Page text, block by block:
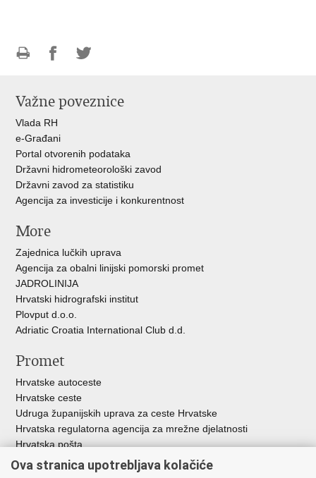
Facebooku
Twitteru
Važne poveznice
Vlada RH
e-Građani
Portal otvorenih podataka
Državni hidrometeorološki zavod
Državni zavod za statistiku
Agencija za investicije i konkurentnost
More
Zajednica lučkih uprava
Agencija za obalni linijski pomorski promet
JADROLINIJA
Hrvatski hidrografski institut
Plovput d.o.o.
Adriatic Croatia International Club d.d.
Promet
Hrvatske autoceste
Hrvatske ceste
Udruga županijskih uprava za ceste Hrvatske
Hrvatska regulatorna agencija za mrežne djelatnosti
Hrvatska pošta
HŽ Infrastruktura d.o.o.
HŽ putnički prijevoz
Ova stranica upotrebljava kolačiće